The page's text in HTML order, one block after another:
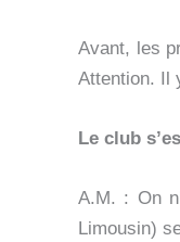
Avant, les
Attention. Il
Le club
A.M. : On
Limousin)